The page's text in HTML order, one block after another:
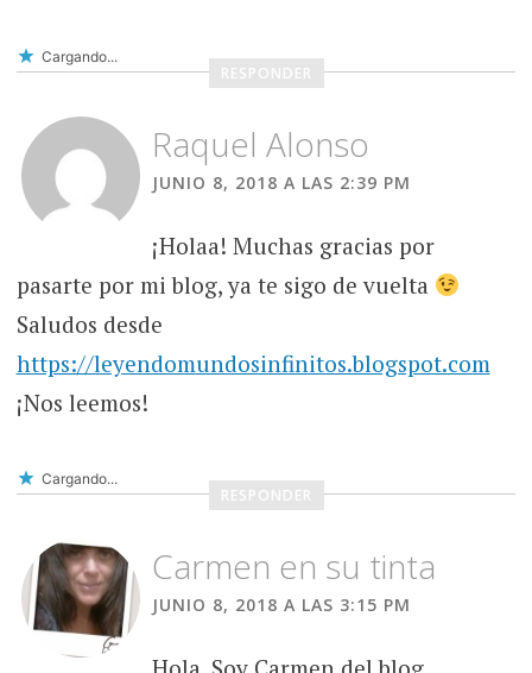
Cargando...
RESPONDER
Raquel Alonso
JUNIO 8, 2018 A LAS 2:39 PM
¡Holaa! Muchas gracias por
pasarte por mi blog, ya te sigo de vuelta
Saludos desde
https://leyendomundosinfinitos.blogspot.com
¡Nos leemos!
Cargando...
RESPONDER
Carmen en su tinta
JUNIO 8, 2018 A LAS 3:15 PM